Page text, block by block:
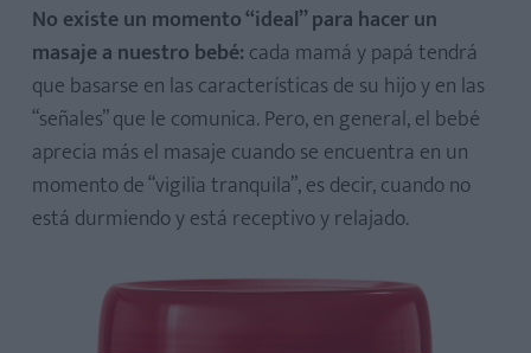
No existe un momento “ideal” para hacer un
masaje a nuestro bebé: cada mamá y papá tendrá
que basarse en las características de su hijo y en las
“señales” que le comunica. Pero, en general, el bebé
aprecia más el masaje cuando se encuentra en un
momento de “vigilia tranquila”, es decir, cuando no
está durmiendo y está receptivo y relajado.